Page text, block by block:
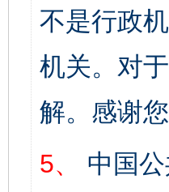
不是行政
机关。对
解。感谢
5、
中国